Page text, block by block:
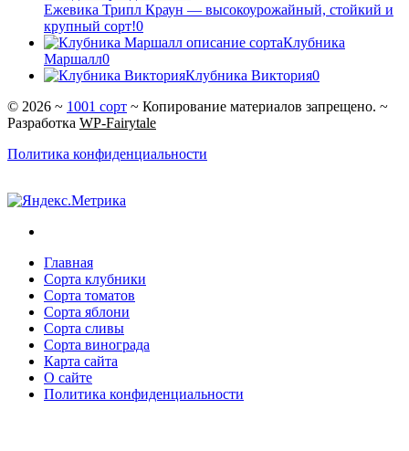
Ежевика Трипл Краун — высокоурожайный, стойкий и
крупный сорт!0
Клубника
Маршалл0
Клубника Виктория0
© 2026 ~ 1001 сорт ~ Копирование материалов запрещено. ~
Разработка WP-Fairytale
Политика конфиденциальности
Главная
Сорта клубники
Сорта томатов
Сорта яблони
Сорта сливы
Сорта винограда
Карта сайта
О сайте
Политика конфиденциальности